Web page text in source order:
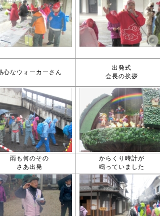
心なウォーカーさん
出発式
会長の挨拶
雨も何のその
さあ出発
からくり時計が
鳴っていました